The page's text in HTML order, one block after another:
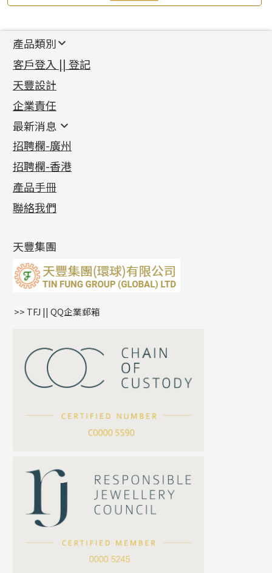
公司名稱
聯絡電話
產品類別
新產品
足金系列
足金配件
機織鏈系列
珠仔鏈
镶口链
管狀網鏈
十字車花鏈系列
十字閃O鏈系列
十字錘打鏈系列
側身車花鏈系列
側身鏈系列
雙十字鏈系列
水波鏈系列
蛇骨鏈系列
鏈尾系列
嘴唇鏈系列
S車花鏈系列
珍珠鏈系列
坦克鏈系列
滿天星鏈系列
方假繩鏈系列
首飾配件
耳環類配件
卷迫系列
螺絲迫系列
梅花迫系列
平臺迫系列
綫拍系列
美拍系列
耳環扣系列
耳綫/耳鈎系列
耳環爪頭
耳環
鏈類配件
動感車花吊墜
調節珠系列
生圈扣系列
龍蝦扣系列
鴨俐制系列
字母吊墜
相盒吊墜
項鏈吊墜
生肖吊墜
星座吊墜
珠扣
其他類配件
珠盤系列
袖口鈕系列
焊片及鐳射綫
空心車花管
珠類配件
無孔光身珠
空心光身珠
無孔批花珠
鑲口類
四爪頭系列
六爪頭系列
車花片
動感車花片
鑲口戒指
鑲口手鏈系列
首飾系列
手镯系列
戒指系列
空心耳環
空心车花管首饰链
空心手鐲系列
貴金屬原料
千足金
記憶金屬系列
記憶戒指
拉簧珠珠手鏈
記憶鈦手鐲
客戶登入 || 登記
天豐設計
企業責任
最新消息
最新消息
各項證書(2)
相片集(9)
展覽會資訊
最新產品資訊
招聘欄-廣州
招聘欄-香港
產品手冊
聯絡我們
天豐集團
>> TFJ || QQ企業郵箱